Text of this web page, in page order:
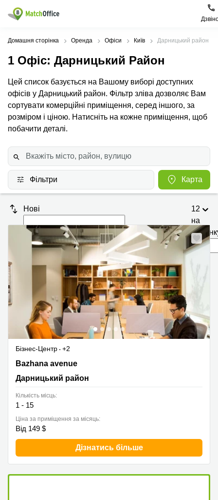
Орендувати
Тип
Офіси
Бізнес-
центри
Коворкінги
Віртуальні
офіси
Популярні
Київ
Печерський
район
Подільський
Солом'янський
район
Франківськ
Популярні
Бізнес
центри
Києва
Офіси у
районі
Конференц-
зал Львів
Київ
Допомога
Про нас
Здати в оренду
Увійти
Домашня сторінка Оренда Офіси Київ Дарницький район
1 Офіс: Дарницький Район
Цей список базується на Вашому виборі доступних
офісів у Дарницький район. Фільтр зліва дозволяє Вам
сортувати комерційні приміщення, серед іншого, за
розміром і ціною. Натисніть на кожне приміщення, щоб
побачити деталі.
Фільтри Карта
Нові
12
на
Бізнес-Центр
+2
151- B Bazhana avenue, Дарницький район
Bazhana avenue
Дарницький район
Кількість місць:
1 - 15
Ціна за приміщення за місяць:
Від 149 $
Дізнатись більше